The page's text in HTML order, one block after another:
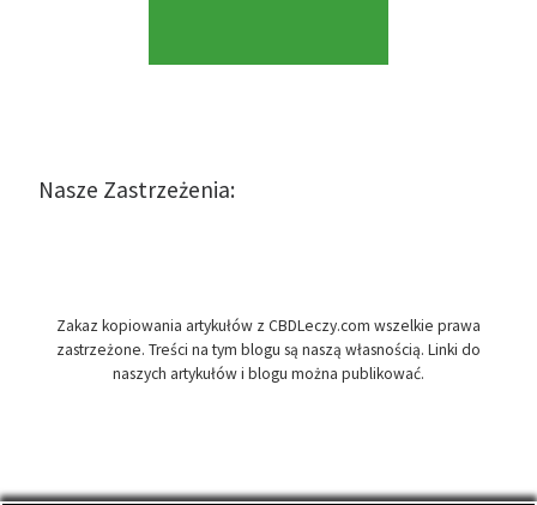
Nasze Zastrzeżenia:
Zakaz kopiowania artykułów z CBDLeczy.com wszelkie prawa
zastrzeżone. Treści na tym blogu są naszą własnością. Linki do
naszych artykułów i blogu można publikować.